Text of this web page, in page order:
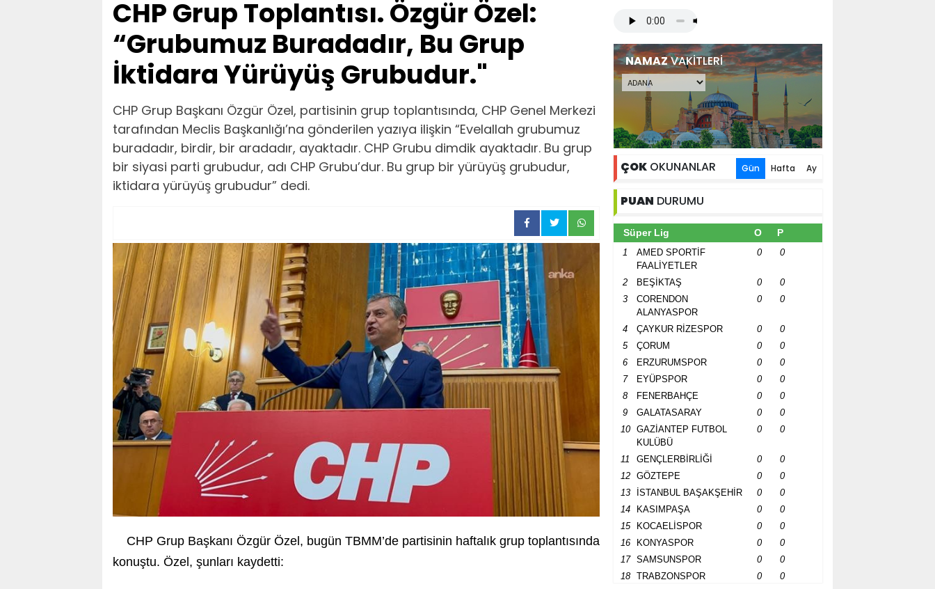
CHP Grup Toplantısı. Özgür Özel:
“Grubumuz Buradadır, Bu Grup
İktidara Yürüyüş Grubudur."
CHP Grup Başkanı Özgür Özel, partisinin grup toplantısında, CHP Genel Merkezi
tarafından Meclis Başkanlığı’na gönderilen yazıya ilişkin “Evelallah grubumuz
buradadır, birdir, bir aradadır, ayaktadır. CHP Grubu dimdik ayaktadır. Bu grup
bir siyasi parti grubudur, adı CHP Grubu’dur. Bu grup bir yürüyüş grubudur,
iktidara yürüyüş grubudur” dedi.
CHP Grup Başkanı Özgür Özel, bugün TBMM’de partisinin haftalık grup toplantısında
konuştu. Özel, şunları kaydetti:
NAMAZVAKİTLERİ
ÇOK OKUNANLAR Gün Hafta Ay
PUAN DURUMU
Süper Lig O P
1
AMED SPORTİF
FAALİYETLER
0 0
2 BEŞİKTAŞ 0
0
3
CORENDON
ALANYASPOR
0 0
4 ÇAYKUR RİZESPOR 0
0
5
ÇORUM 0
0
6
ERZURUMSPOR 0
0
7
EYÜPSPOR 0
0
8
FENERBAHÇE 0
0
9
GALATASARAY 0
0
10
GAZİANTEP FUTBOL
KULÜBÜ
0 0
11 GENÇLERBİRLİĞİ 0
0
12
GÖZTEPE 0
0
13
İSTANBUL BAŞAKŞEHİR 0
0
14
KASIMPAŞA 0
0
15
KOCAELİSPOR 0
0
16
KONYASPOR 0
0
17
SAMSUNSPOR 0
0
18
TRABZONSPOR 0 0